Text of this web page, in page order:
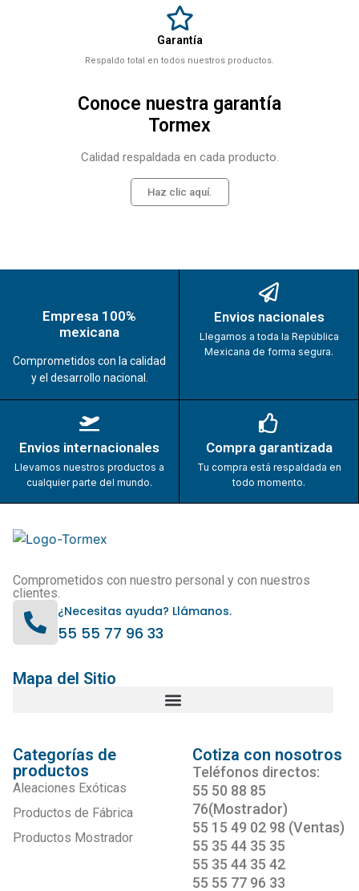
Garantía
Respaldo total en todos nuestros productos.
Conoce nuestra garantía
Tormex
Calidad respaldada en cada producto.
Haz clic aquí.
Empresa 100%
mexicana
Comprometidos con la calidad
y el desarrollo nacional.
Envios nacionales
Llegamos a toda la República
Mexicana de forma segura.
Envios internacionales
Llevamos nuestros productos a
cualquier parte del mundo.
Compra garantizada
Tu compra está respaldada en
todo momento.
Comprometidos con nuestro personal y con nuestros
clientes.
¿Necesitas ayuda? Llámanos.
55 55 77 96 33
Mapa del Sitio
Categorías de
productos
Aleaciones Exóticas
Productos de Fábrica
Productos Mostrador
Cotiza con nosotros
Teléfonos directos:
55 50 88 85
76(Mostrador)
55 15 49 02 98 (Ventas)
55 35 44 35 35
55 35 44 35 42
55 55 77 96 33